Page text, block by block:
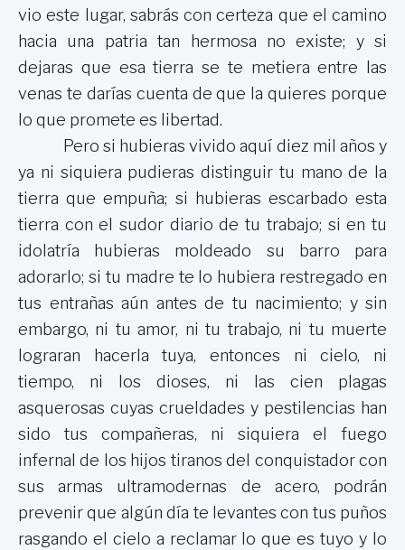
vio este lugar, sabrás con certeza que el camino
hacia una patria tan hermosa no existe; y si
dejaras que esa tierra se te metiera entre las
venas te darías cuenta de que la quieres porque
lo que promete es libertad.
Pero si hubieras vivido aquí diez mil años y
ya ni siquiera pudieras distinguir tu mano de la
tierra que empuña; si hubieras escarbado esta
tierra con el sudor diario de tu trabajo; si en tu
idolatría hubieras moldeado su barro para
adorarlo; si tu madre te lo hubiera restregado en
tus entrañas aún antes de tu nacimiento; y sin
embargo, ni tu amor, ni tu trabajo, ni tu muerte
lograran hacerla tuya, entonces ni cielo, ni
tiempo, ni los dioses, ni las cien plagas
asquerosas cuyas crueldades y pestilencias han
sido tus compañeras, ni siquiera el fuego
infernal de los hijos tiranos del conquistador con
sus armas ultramodernas de acero, podrán
prevenir que algún día te levantes con tus puños
rasgando el cielo a reclamar lo que es tuyo y lo